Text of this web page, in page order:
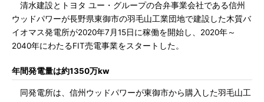
清水建設とトヨタ ユー・グループの合弁事業会社である信州
ウッドパワーが長野県東御市の羽毛山工業団地で建設した木質バ
イオマス発電所が2020年7月15日に稼働を開始し、2020年～
2040年にわたるFIT売電事業をスタートした。
年間発電量は約1350万kw
同発電所は、信州ウッドパワーが東御市から購入した羽毛山工